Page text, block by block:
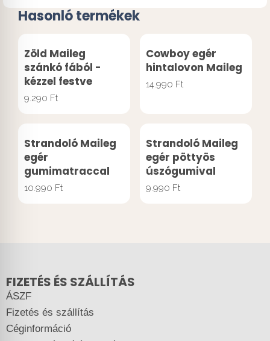
Hasonló termékek
Zöld Maileg
szánkó fából -
kézzel festve
9.290 Ft
Cowboy egér
hintalovon Maileg
14.990 Ft
Strandoló Maileg
egér
gumimatraccal
10.990 Ft
Strandoló Maileg
egér pöttyös
úszógumival
9.990 Ft
FIZETÉS ÉS SZÁLLÍTÁS
ÁSZF
Fizetés és szállítás
Céginformáció